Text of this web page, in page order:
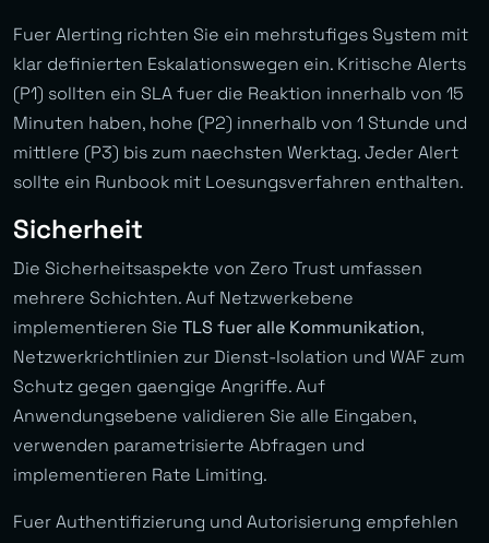
Fuer Alerting richten Sie ein mehrstufiges System mit
klar definierten Eskalationswegen ein. Kritische Alerts
(P1) sollten ein SLA fuer die Reaktion innerhalb von 15
Minuten haben, hohe (P2) innerhalb von 1 Stunde und
mittlere (P3) bis zum naechsten Werktag. Jeder Alert
sollte ein Runbook mit Loesungsverfahren enthalten.
Sicherheit
Die Sicherheitsaspekte von Zero Trust umfassen
mehrere Schichten. Auf Netzwerkebene
implementieren Sie TLS fuer alle Kommunikation,
Netzwerkrichtlinien zur Dienst-Isolation und WAF zum
Schutz gegen gaengige Angriffe. Auf
Anwendungsebene validieren Sie alle Eingaben,
verwenden parametrisierte Abfragen und
implementieren Rate Limiting.
Fuer Authentifizierung und Autorisierung empfehlen